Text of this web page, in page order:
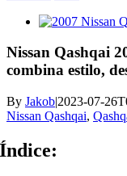
View
Image
Nissan Qashqai
combina estilo,
By Jakob|2023-07-
Nissan Qashqai,
Índice: